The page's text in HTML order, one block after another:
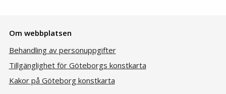
Om webbplatsen
Behandling av personuppgifter
Tillgänglighet för Göteborgs konstkarta
Kakor på Göteborg konstkarta